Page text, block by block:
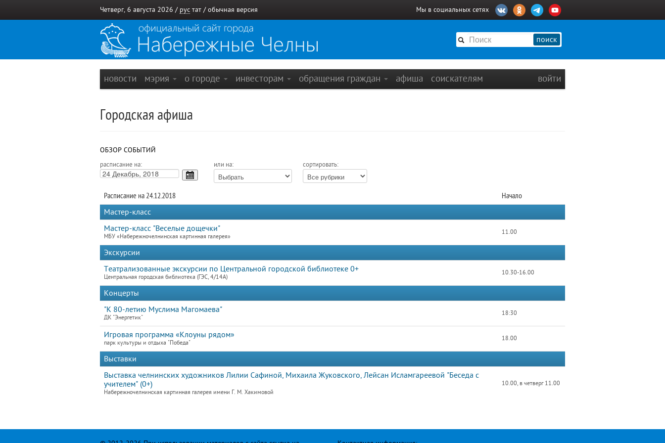
Четверг, 6 августа 2026 / рус тат / обычная версия Мы в социальных сетях
поиск
новости мэрия о городе инвесторам обращения граждан афиша соискателям войти
Городская афиша
ОБЗОР СОБЫТИЙ
расписание на: или на: сортировать:
Расписание на 24.12.2018
Начало
Мастер-класс
Мастер-класс "Веселые дощечки"
МБУ «Набережночелнинская картинная галерея»
11.00
Экскурсии
Театрализованные экскурсии по Центральной городской библиотеке 0+
Центральная городская библиотека (ГЭС, 4/14А)
10.30-16.00
Концерты
"К 80-летию Муслима Магомаева"
ДК "Энергетик"
18:30
Игровая программа «Клоуны рядом»
парк культуры и отдыха "Победа"
18.00
Выставки
Выставка челнинских художников Лилии Сафиной, Михаила Жуковского, Лейсан Исламгареевой "Беседа с
учителем" (0+)
Набережночелнинская картинная галерея имени Г. М. Хакимовой
10.00, в четверг 11.00